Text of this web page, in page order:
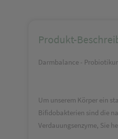
Produkt-
Darmbalance -
Um unserem Körper ein
Bifidobakterien sind die
Verdauungsenzyme, Sie